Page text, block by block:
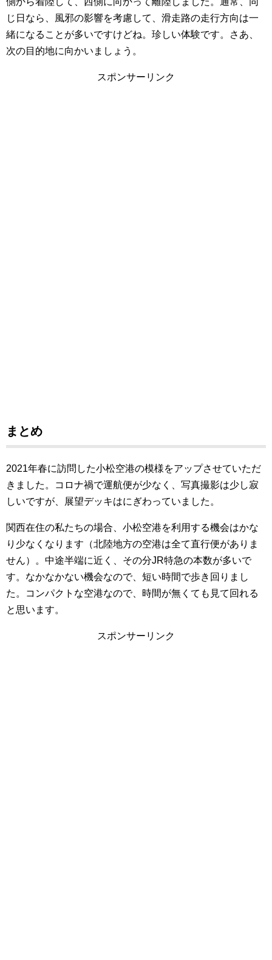
じ日なら、風邪の影響を考慮して、滑走路の走行方向は一
緒になることが多いですけどね。珍しい体験です。
さあ、
次の目的地に向かいましょう。
スポンサーリンク
まとめ
2021年春に訪問した小松空港の模様をアップさせていただ
きました。コロナ禍で運航便が少なく、写真撮影は少し寂
しいですが、展望デッキはにぎわっていました。
関西在住の私たちの場合、小松空港を利用する機会はかな
り少なくなります（北陸地方の空港は全て直行便がありま
せん）。中途半端に近く、その分JR特急の本数が多いで
す。なかなかない機会なので、短い時間で歩き回りまし
た。コンパクトな空港なので、時間が無くても見て回れる
と思います。
スポンサーリンク